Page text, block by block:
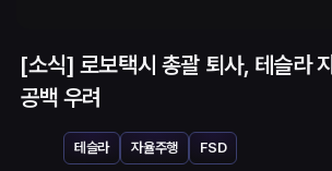
[소식] 로보택시 총괄 퇴사, 테슬라
공백 우려
테슬라 자율주행 FSD